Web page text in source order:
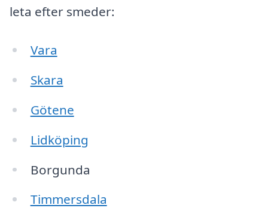
leta efter smeder:
Vara
Skara
Götene
Lidköping
Borgunda
Timmersdala